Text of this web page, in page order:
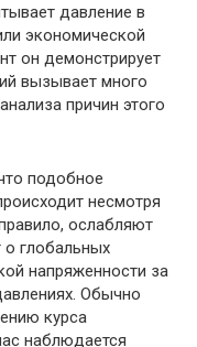
давление в
экономической
он демонстрирует
вызывает много
причин этого
подобное
несмотря
ослабляют
о глобальных
напряженности за
Обычно
курса
наблюдается